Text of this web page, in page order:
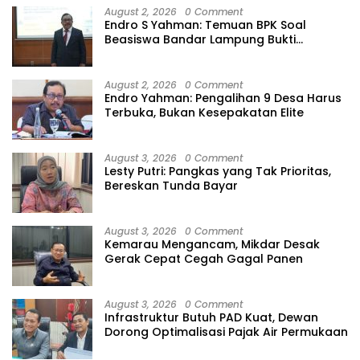
August 2, 2026 0 Comment
Endro S Yahman: Temuan BPK Soal
Beasiswa Bandar Lampung Bukti
August 2, 2026 0 Comment
Endro Yahman: Pengalihan 9 Desa Harus
Terbuka, Bukan Kesepakatan Elite
August 3, 2026 0 Comment
Lesty Putri: Pangkas yang Tak Prioritas,
Bereskan Tunda Bayar
August 3, 2026 0 Comment
Kemarau Mengancam, Mikdar Desak
Gerak Cepat Cegah Gagal Panen
August 3, 2026 0 Comment
Infrastruktur Butuh PAD Kuat, Dewan
Dorong Optimalisasi Pajak Air Permukaan